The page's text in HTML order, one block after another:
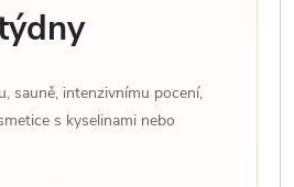
sauně, intenzivnímu pocení,
s kyselinami nebo